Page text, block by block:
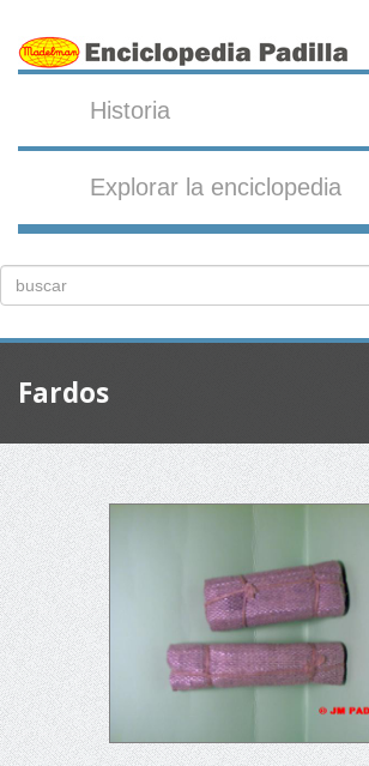
Historia
Explorar la enciclopedia
Fardos